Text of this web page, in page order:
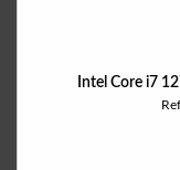
Intel Core i7